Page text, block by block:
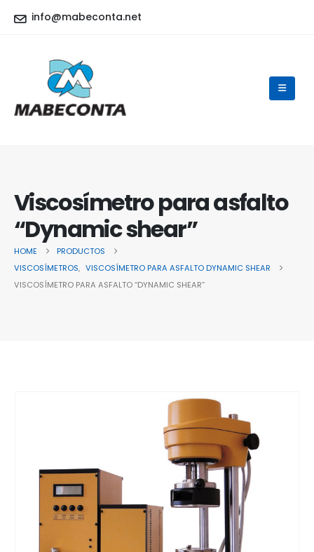
info@mabeconta.net
Viscosímetro para asfalto
“Dynamic shear”
HOME
PRODUCTOS
VISCOSÍMETROS, VISCOSÍMETRO PARA ASFALTO DYNAMIC SHEAR
VISCOSÍMETRO PARA ASFALTO “DYNAMIC SHEAR”